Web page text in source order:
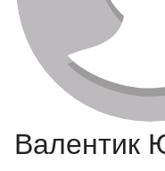
Валентик